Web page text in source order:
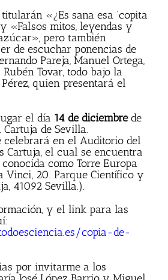
«¿Es sana esa ‘copita
«Falsos mitos, leyendas y
pero también
de escuchar ponencias de
Pareja, Manuel Ortega,
Tovar, todo bajo la
quien presentará el
el día 14 de diciembrede
de Sevilla.
celebrará en el Auditorio del
Cartuja, el cual se encuentra
como Torre Europa
Vinci, 20. Parque Científico y
41092 Sevilla.).
y el link para las
copia-de-
por invitarme a los